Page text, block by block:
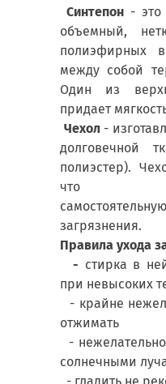
Синтепон - это
объемный,
полиэфирных
между собой
Один из
придает
Чехол-
долговечной
полиэстер).
что
загрязнения.
Правила ухода
- стирка в
при невысоких
- крайне
отжимать
-
солнечными